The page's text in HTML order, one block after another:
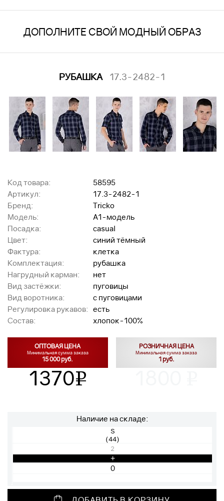
ДОПОЛНИТЕ СВОЙ МОДНЫЙ ОБРАЗ
РУБАШКА 17.3-2482-1
Код товара:
58595
Артикул:
17.3-2482-1
Бренд:
Tricko
Модель:
A1-модель
Посадка:
casual
Цвет:
синий тёмный
Фактура:
клетка
Комплектация:
рубашка
Нагрудный карман:
нет
Вид застёжки:
пуговицы
Вид воротника:
с пуговицами
Регулировка рукавов:
есть
Состав:
хлопок-100%
ОПТОВАЯ ЦЕНА
Минимальная сумма заказа
15 000 руб.
1370v
РОЗНИЧНАЯ ЦЕНА
Минимальная сумма заказа
1 руб.
Наличие на складе:
S
(44)
2
+